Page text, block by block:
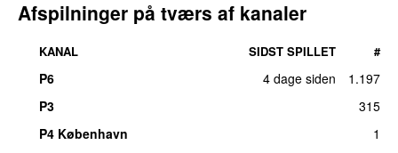
Afspilninger på tværs af kanaler
KANAL SIDST SPILLET #
P6 4 dage siden
1.197
P3
315
P4 København
1